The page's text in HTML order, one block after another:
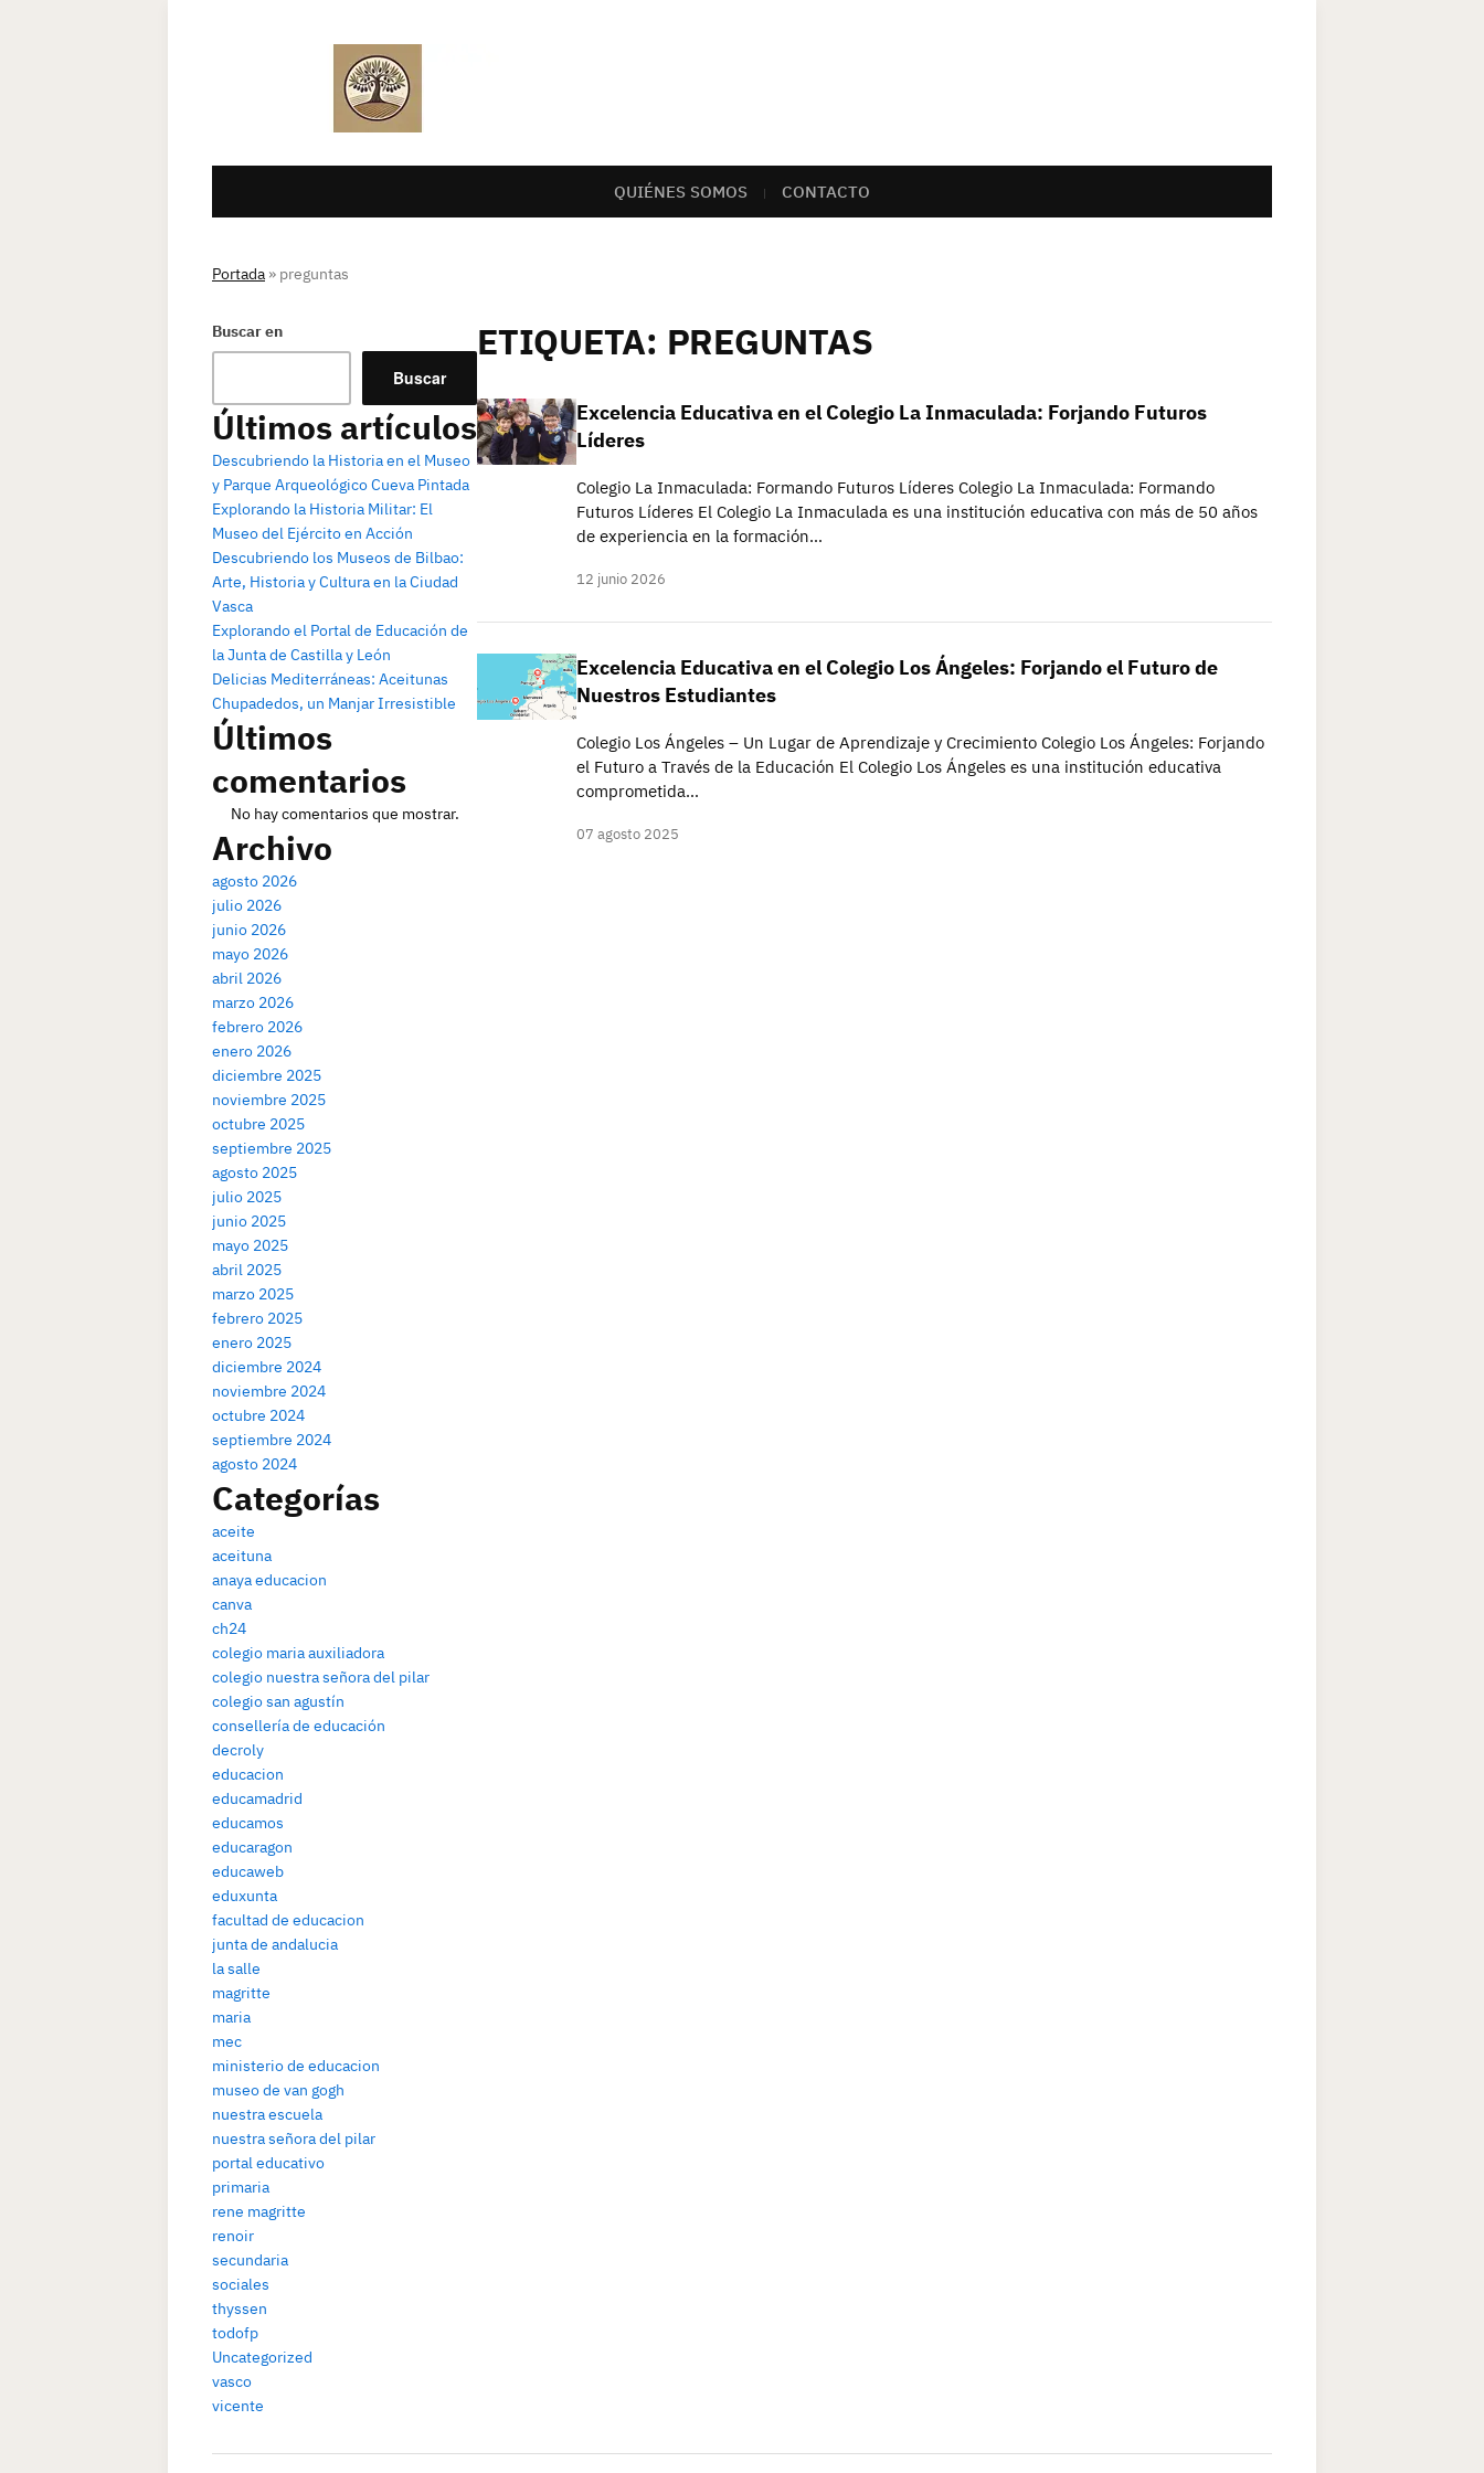
QUIÉNES SOMOS CONTACTO
Portada » preguntas
Buscar en
Buscar
Últimos artículos
Descubriendo la Historia en el Museo
y Parque Arqueológico Cueva Pintada
Explorando la Historia Militar: El
Museo del Ejército en Acción
Descubriendo los Museos de Bilbao:
Arte, Historia y Cultura en la Ciudad
Vasca
Explorando el Portal de Educación de
la Junta de Castilla y León
Delicias Mediterráneas: Aceitunas
Chupadedos, un Manjar Irresistible
Últimos
comentarios
No hay comentarios que mostrar.
Archivo
agosto 2026
julio 2026
junio 2026
mayo 2026
abril 2026
marzo 2026
febrero 2026
enero 2026
diciembre 2025
noviembre 2025
octubre 2025
septiembre 2025
agosto 2025
julio 2025
junio 2025
mayo 2025
abril 2025
marzo 2025
febrero 2025
enero 2025
diciembre 2024
noviembre 2024
octubre 2024
septiembre 2024
agosto 2024
Categorías
aceite
aceituna
anaya educacion
canva
ch24
colegio maria auxiliadora
colegio nuestra señora del pilar
colegio san agustín
consellería de educación
decroly
educacion
educamadrid
educamos
educaragon
educaweb
eduxunta
facultad de educacion
junta de andalucia
la salle
magritte
maria
mec
ministerio de educacion
museo de van gogh
nuestra escuela
nuestra señora del pilar
portal educativo
primaria
rene magritte
renoir
secundaria
sociales
thyssen
todofp
Uncategorized
vasco
vicente
ETIQUETA: PREGUNTAS
Excelencia Educativa en el Colegio La Inmaculada: Forjando Futuros
Líderes
Colegio La Inmaculada: Formando Futuros Líderes Colegio La Inmaculada: Formando
Futuros Líderes El Colegio La Inmaculada es una institución educativa con más de 50 años
de experiencia en la formación…
12 junio 2026
Excelencia Educativa en el Colegio Los Ángeles: Forjando el Futuro de
Nuestros Estudiantes
Colegio Los Ángeles – Un Lugar de Aprendizaje y Crecimiento Colegio Los Ángeles: Forjando
el Futuro a Través de la Educación El Colegio Los Ángeles es una institución educativa
comprometida…
07 agosto 2025